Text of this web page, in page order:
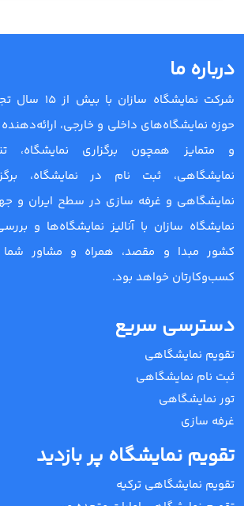
درباره ما
شرکت نمایشگاه
حوزه نمایشگاه‌های داخلی و خارجی،
و متمایز همچون برگزاری نمایشگاه،
نمایشگاهی، ثبت نام در نمایشگاه،
نمایشگاهی و غرفه سازی در سطح ایران و
نمایشگاه سازان با آنالیز نمایشگاه‌ها و
کشور مبدا و مقصد، همراه و مشاور شما
کسب‌وکارتان خواهد بود.
دسترسی سریع
تقویم نمایشگاهی
ثبت نام نمایشگاهی
تور نمایشگاهی
غرفه سازی
تقویم نمایشگاه پر بازدید
تقویم نمایشگاهی ترکیه